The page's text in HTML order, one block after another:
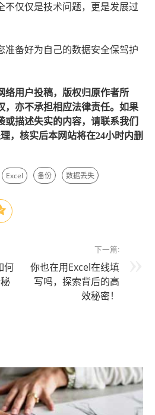
不仅仅是技术问题，更是发展过
准备好为自己的数据安全保驾护
络用户投稿，版权归原作者所
，亦不承担相应法律责任。如果
描述失实的内容，请联系我们
，核实后本网站将在24小时内删
Excel 备份 数据丢失
何
下一篇:
你也在用Excel在线填
写吗，探索背后的高
效秘密！